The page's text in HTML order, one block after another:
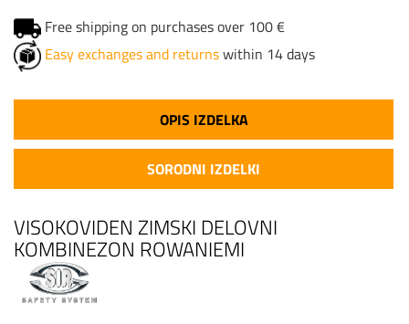
Free shipping on purchases over 100 €
Easy exchanges and returnswithin 14 days
OPIS IZDELKA
SORODNI IZDELKI
VISOKOVIDEN ZIMSKI DELOVNI
KOMBINEZON ROWANIEMI